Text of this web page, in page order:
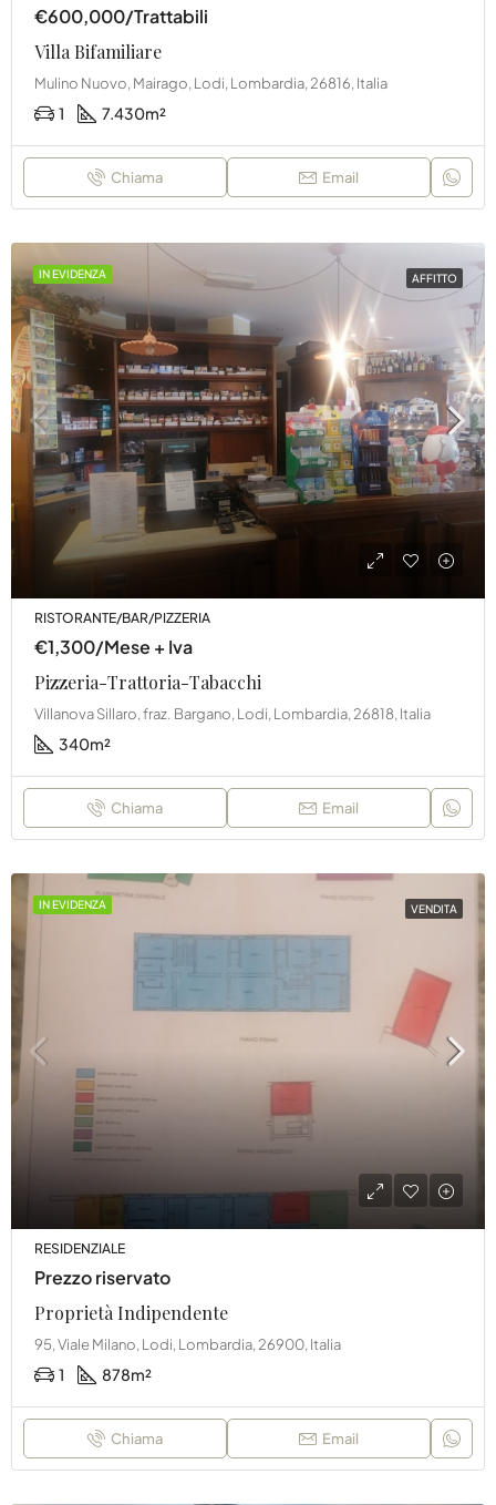
€600,000/Trattabili
Villa Bifamiliare
Mulino Nuovo, Mairago, Lodi, Lombardia, 26816, Italia
1 7.430m²
Chiama Email
IN EVIDENZA AFFITTO
RISTORANTE/BAR/PIZZERIA
€1,300/Mese + Iva
Pizzeria-Trattoria-Tabacchi
Villanova Sillaro, fraz. Bargano, Lodi, Lombardia, 26818, Italia
340m²
Chiama Email
IN EVIDENZA VENDITA
RESIDENZIALE
Prezzo riservato
Proprietà Indipendente
95, Viale Milano, Lodi, Lombardia, 26900, Italia
1 878m²
Chiama Email